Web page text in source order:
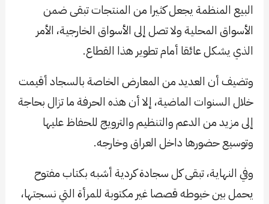
البيع المنظمة يجعل كثيرا من المنتجات تبقى ضمن
الأسواق المحلية ولا تصل إلى الأسواق الخارجية، الأمر
الذي يشكل عائقا أمام تطوير هذا القطاع.
وتضيف أن العديد من المعارض الخاصة بالسجاد أقيمت
خلال السنوات الماضية، إلا أن هذه الحرفة ما تزال بحاجة
إلى مزيد من الدعم والتنظيم والترويج للحفاظ عليها
وتوسيع حضورها داخل العراق وخارجه.
وفي النهاية، تبقى كل سجادة كردية أشبه بكتاب مفتوح
يحمل بين خيوطه قصصا غير مكتوبة للمرأة التي نسجتها،